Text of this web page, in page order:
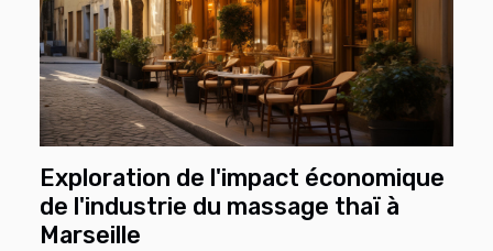
Exploration de l'impact économique
de l'industrie du massage thaï à
Marseille